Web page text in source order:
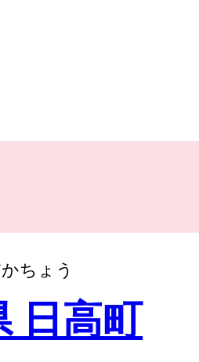
ちょう
日高町